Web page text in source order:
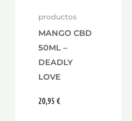
productos
MANGO CBD
50ML –
DEADLY
LOVE
20,95 €